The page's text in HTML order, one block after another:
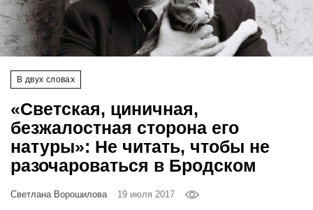
В двух словах
«Светская, циничная,
безжалостная сторона его
натуры»: Не читать, чтобы не
разочароваться в Бродском
Светлана Ворошилова 19 июля 2017